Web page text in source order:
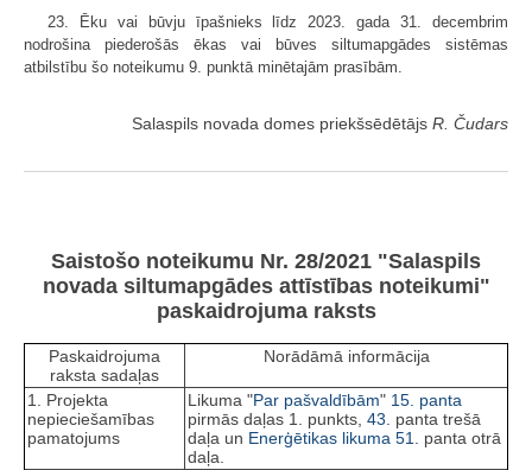
23. Ēku vai būvju īpašnieks līdz 2023. gada 31. decembrim
nodrošina piederošās ēkas vai būves siltumapgādes sistēmas
atbilstību šo noteikumu 9. punktā minētajām prasībām.
Salaspils novada domes priekšsēdētājs R. Čudars
Saistošo noteikumu Nr. 28/2021 "Salaspils
novada siltumapgādes attīstības noteikumi"
paskaidrojuma raksts
Paskaidrojuma
raksta sadaļas
Norādāmā informācija
1. Projekta
nepieciešamības
pamatojums
Likuma "Par pašvaldībām" 15. panta
pirmās daļas 1. punkts, 43.
panta trešā
daļa un Enerģētikas likuma 51.
panta otrā
daļa.